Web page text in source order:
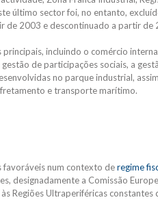
último sector foi, no entanto,
de 2003 e descontinuado a partir de
incluindo o comércio
de participações sociais, a
no parque industrial,
e transporte marítimo.
favoráveis num contexto deregime
designadamente a Comissão
Regiões Ultraperiféricas constantes